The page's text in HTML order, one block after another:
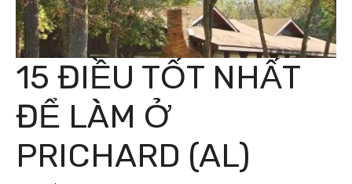
15 ĐIỀU TỐT NHẤT
ĐỂ LÀM Ở
PRICHARD (AL)